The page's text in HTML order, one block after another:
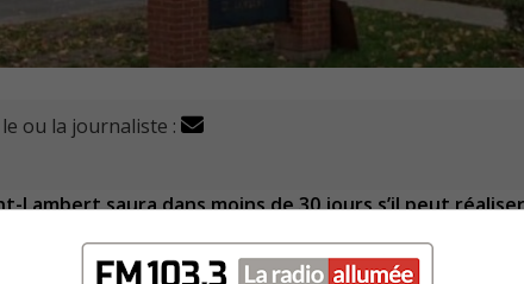
ou la journaliste :
Lambert saura dans moins de 30 jours s’il peut
ans.
pour accepter la demande de permis pour le bâtiment.